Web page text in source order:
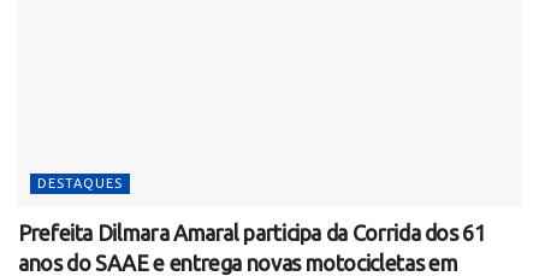
DESTAQUES
Prefeita Dilmara Amaral participa da Corrida dos 61
anos do SAAE e entrega novas motocicletas em